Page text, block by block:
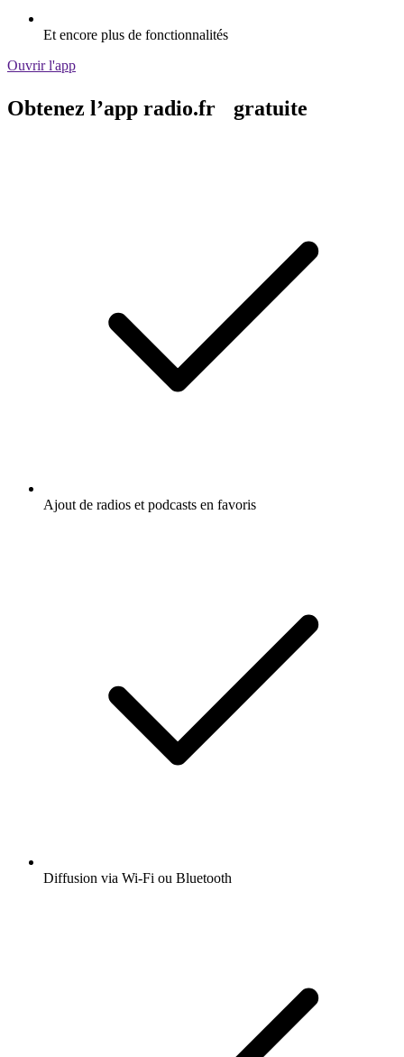
Et encore plus de fonctionnalités
Ouvrir l'app
Obtenez l’app radio.fr gratuite
Ajout de radios et podcasts en favoris
Diffusion via Wi-Fi ou Bluetooth